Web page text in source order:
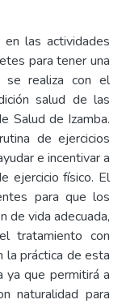
las actividades
para tener una
se realiza con el
salud de las
Salud de Izamba.
de ejercicios
e incentivar a
ejercicio físico. El
para que los
de vida adecuada,
tratamiento con
la práctica de esta
ya que permitirá a
naturalidad para